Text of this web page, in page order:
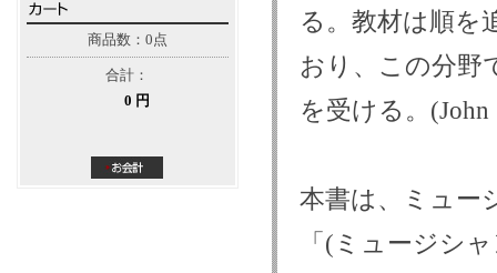
商品数：0点
合計：
0 円
る。教材は順を
おり、この分野
を受ける。(John
本書は、ミュー
「(ミュージシ